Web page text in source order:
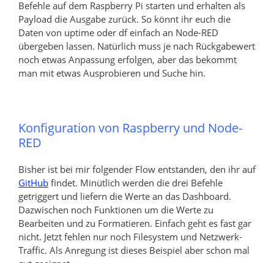
Befehle auf dem Raspberry Pi starten und erhalten als
Payload die Ausgabe zurück. So könnt ihr euch die
Daten von uptime oder df einfach an Node-RED
übergeben lassen. Natürlich muss je nach Rückgabewert
noch etwas Anpassung erfolgen, aber das bekommt
man mit etwas Ausprobieren und Suche hin.
Konfiguration von Raspberry und Node-
RED
Bisher ist bei mir folgender Flow entstanden, den ihr auf
GitHub findet. Minütlich werden die drei Befehle
getriggert und liefern die Werte an das Dashboard.
Dazwischen noch Funktionen um die Werte zu
Bearbeiten und zu Formatieren. Einfach geht es fast gar
nicht. Jetzt fehlen nur noch Filesystem und Netzwerk-
Traffic. Als Anregung ist dieses Beispiel aber schon mal